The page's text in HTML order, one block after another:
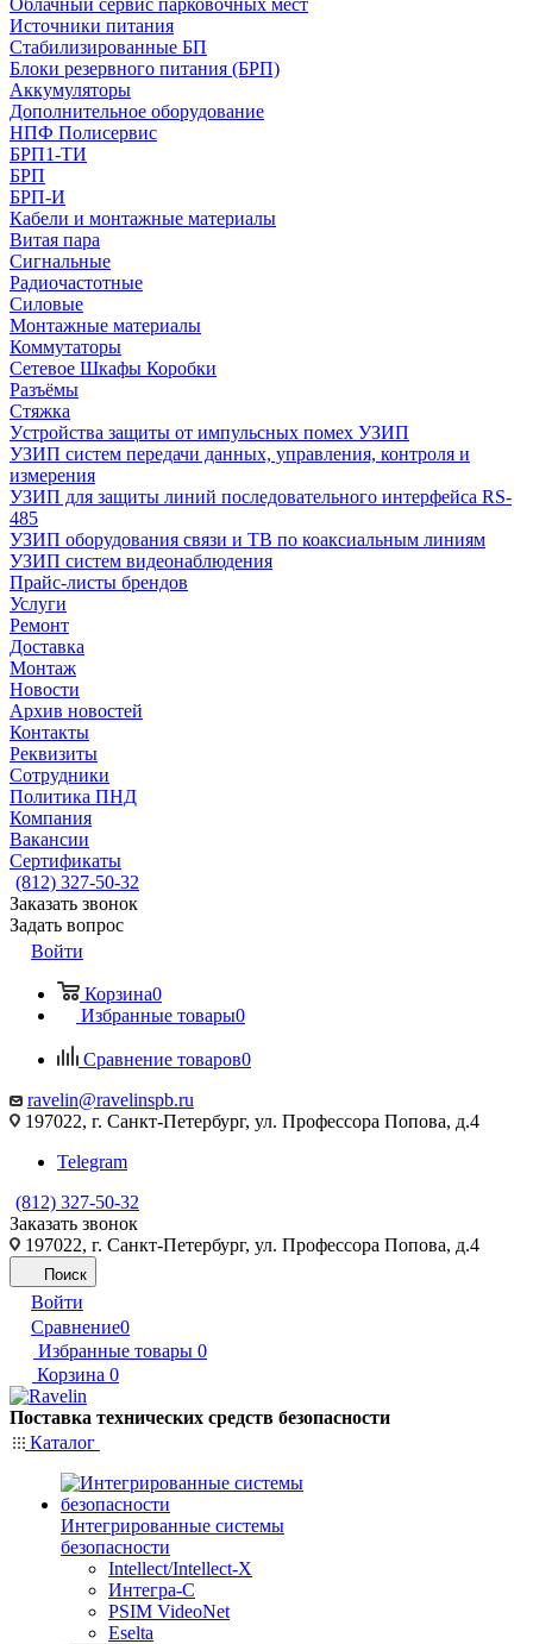
Облачный сервис парковочных мест
Источники питания
Стабилизированные БП
Блоки резервного питания (БРП)
Аккумуляторы
Дополнительное оборудование
НПФ Полисервис
БРП1-ТИ
БРП
БРП-И
Кабели и монтажные материалы
Витая пара
Сигнальные
Радиочастотные
Силовые
Монтажные материалы
Коммутаторы
Сетевое Шкафы Коробки
Разъёмы
Стяжка
Уcтройства защиты от импульсных помех УЗИП
УЗИП систем передачи данных, управления, контроля и
измерения
УЗИП для защиты линий последовательного интерфейса RS-
485
УЗИП оборудования связи и ТВ по коаксиальным линиям
УЗИП систем видеонаблюдения
Прайс-листы брендов
Услуги
Ремонт
Доставка
Монтаж
Новости
Архив новостей
Контакты
Реквизиты
Сотрудники
Политика ПНД
Компания
Вакансии
Сертификаты
(812) 327-50-32
Заказать звонок
Задать вопрос
Войти
Корзина0
Избранные товары0
Сравнение товаров0
ravelin@ravelinspb.ru
197022, г. Санкт-Петербург, ул. Профессора Попова, д.4
Telegram
(812) 327-50-32
Заказать звонок
197022, г. Санкт-Петербург, ул. Профессора Попова, д.4
Поиск
Войти
Сравнение0
Избранные товары 0
Корзина 0
Поставка технических средств безопасности
Каталог
Интегрированные системы
безопасности
Intellect/Intellect-X
Интегра-С
PSIM VideoNet
Eselta